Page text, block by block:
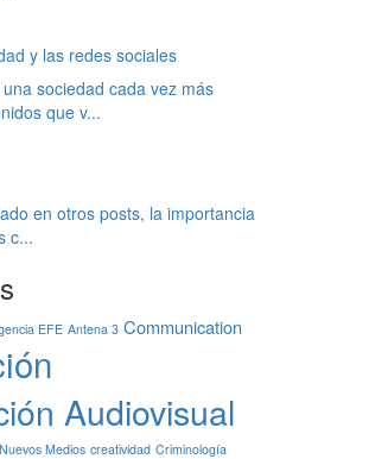
y las redes sociales
sociedad cada vez más
que v...
en otros posts, la importancia
c...
EFE Antena 3 Communication
Audiovisual
Medios creatividad Criminología